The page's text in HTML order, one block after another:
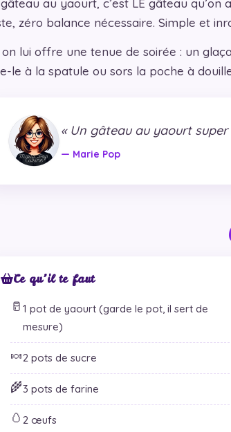
au yaourt, c’est LE gâteau
zéro balance nécessaire. Simple et
on lui offre une tenue de soirée : un
le à la spatule ou sors la poche à
« Un gâteau au yaourt
— Marie Pop
Ce qu’il te faut
🥛 1 pot de yaourt (garde le pot, il sert de
mesure)
🍬2 pots de sucre
🌾3 pots de farine
🥚 2 œufs